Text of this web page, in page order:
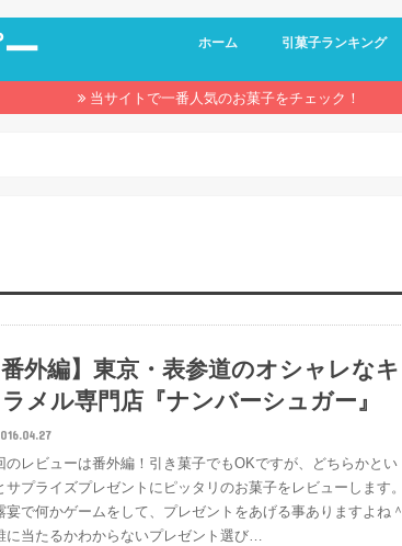
ホーム 引菓子ランキング
当サイトで一番人気のお菓子をチェック！
番外編】東京・表参道のオシャレなキ
メル専門店『ナンバーシュガー』
のレビューは番外編！引き菓子でもOKですが、どちらかとい
サプライズプレゼントにピッタリのお菓子をレビューします。
宴で何かゲームをして、プレゼントをあげる事ありますよね＾
に当たるかわからないプレゼント選び…